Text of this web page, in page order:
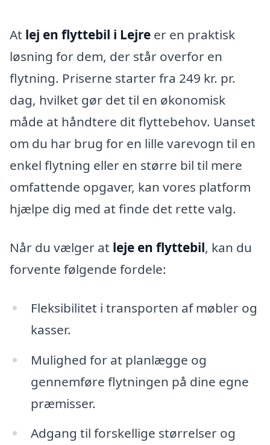
At lej en flyttebil i Lejre er en praktisk
løsning for dem, der står overfor en
flytning. Priserne starter fra 249 kr. pr.
dag, hvilket gør det til en økonomisk
måde at håndtere dit flyttebehov. Uanset
om du har brug for en lille varevogn til en
enkel flytning eller en større bil til mere
omfattende opgaver, kan vores platform
hjælpe dig med at finde det rette valg.
Når du vælger at leje en flyttebil, kan du
forvente følgende fordele:
Fleksibilitet i transporten af møbler og
kasser.
Mulighed for at planlægge og
gennemføre flytningen på dine egne
præmisser.
Adgang til forskellige størrelser og